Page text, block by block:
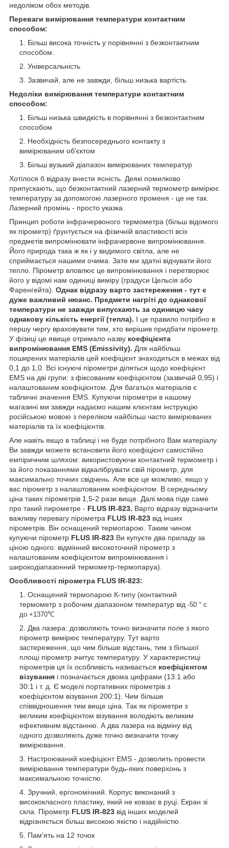
недоліком обох методів.
Переваги вимірювання температури контактним
способом:
Більш висока точність у порівнянні з безконтактним
способом.
Універсальність
Зазвичай, але не завжди, більш низька вартість
Недоліки вимірювання температури контактним
способом:
Більш низька швидкість в порівнянні з безконтактним
способом
Необхідність безпосереднього контакту з
вимірюваним об'єктом
Більш вузький діапазон вимірюваних температур
Хотілося б відразу внести ясність. Деякі помилково
припускають, що безконтактний лазерний термометр вимірює
температуру за допомогою лазерного променя - це не так.
Лазерний промінь - просто указка.
Принцип роботи інфрачервоного термометра (більш відомого
як пірометр) ґрунтується на фізичній властивості всіх
предметів випромінювати інфрачервоне випромінювання.
Його природа така ж як і у видимого світла, але не
сприймається нашими очима. Зате ми здатні відчувати його
тепло. Пірометр вловлює це випромінювання і перетворює
його у відомі нам одиниці виміру (градуси Цельсія або
Фаренгейта). Однак відразу варто застереження - тут є
дуже важливий нюанс. Предмети нагріті до однакової
температури не завжди випускають за одиницю часу
однакову кількість енергії (тепла). І це правило потрібно в
першу чергу враховувати тим, хто вирішив придбати пірометр.
У фізиці це явище отримало назву коефіцієнта
випромінювання EMS (Emissivity). Для найбільш
поширених матеріалів цей коефіцієнт знаходиться в межах від
0,1 до 1,0. Всі існуючі пірометри діляться щодо коефіцієнт
EMS на дві групи: з фіксованим коефіцієнтом (зазвичай 0,95) і
налаштованим коефіцієнтом. Для багатьох матеріалів є
табличні значення EMS. Купуючи пірометри в нашому
магазині ми завжди надаємо нашим клієнтам інструкцію
російською мовою з переліком найбільш часто вимірюваних
матеріалів та їх коефіцієнтів.
Але навіть якщо в таблиці і не буде потрібного Вам матеріалу
Ви завжди можете встановити його коефіцієнт самостійно
емпіричним шляхом: використовуючи контактний термометр і
за його показаннями відкалібрувати свій пірометр, для
максимально точних свідчень. Але все це можливо, якщо у
вас пірометр з налаштованим коефіцієнтом. В середньому
ціна таких пірометрів 1,5-2 рази вище. Далі мова піде саме
про такий пирометре - FLUS IR-823. Варто відразу відзначити
важливу перевагу пірометра FLUS IR-823 від інших
пірометрів. Він оснащений термопарою. Таким чином
купуючи пірометр FLUS IR-823 Ви купуєте два приладу за
ціною одного: відмінний високоточний пірометр з
налаштованим коефіцієнтом випромінювання і
широкодіапазонний термометр-термопаруа).
Особливості пірометра FLUS IR-823:
Оснащений термопарою К-типу (контактний
термометр з робочим діапазоном температур від -50 ° с
до +1370℃
Два лазера: дозволяють точно визначити поле з якого
пірометр вимірює температуру. Тут варто
застереження, що чим більше відстань, тим з більшої
площі пірометр зчитує температуру. У характеристиці
пірометрів ця їх особливість називається коефіцієнтом
візування і позначається двома цифрами (13:1 або
30:1 і т. д. Є моделі портативних пірометрів з
коефіцієнтом візування 200:1). Чим більше
співвідношення тим вище ціна. Так як пірометри з
великим коефіцієнтом візування володіють великим
ефективним відстанню. А два лазера на відміну від
одного дозволяють дуже точно визначити точку
вимірювання.
Настроюваний коефіцієнт EMS - дозволить провести
вимірювання температури будь-яких поверхонь з
максимальною точністю.
Зручний, ергономічний. Корпус виконаний з
висококласного пластику, який не ковзає в руці. Екран зі
скла. Пірометр FLUS IR-823 від інших моделей
відрізняється більш високою якістю і надійністю.
Пам'ять на 12 точок